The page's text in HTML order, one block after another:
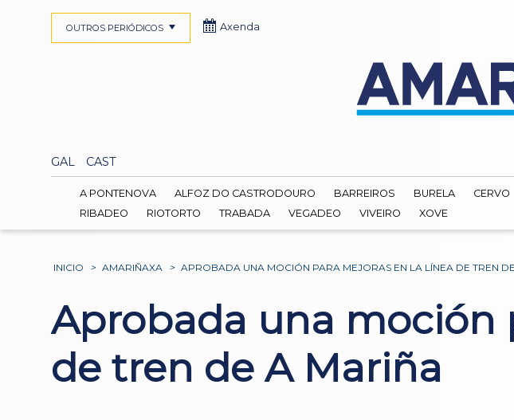
GAL CAST
OUTROS PERIÓDICOS Axenda
A PONTENOVA ALFOZ DO CASTRODOURO BARREIROS BURELA CERVO
RIBADEO
RIOTORTO TRABADA VEGADEO VIVEIRO XOVE
INICIO > AMARIÑAXA > APROBADA UNA MOCIÓN PARA MEJORAS EN LA LÍNEA DE TREN
Aprobada una moción
de tren de A Mariña